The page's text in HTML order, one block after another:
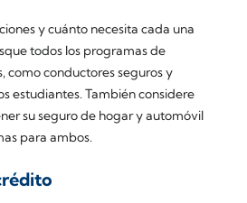
y cuánto necesita cada una
todos los programas de
como conductores seguros y
estudiantes. También considere
su seguro de hogar y automóvil
para ambos.